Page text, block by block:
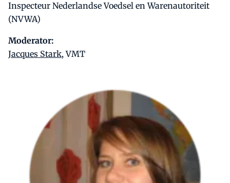
Inspecteur Nederlandse Voedsel en Warenautoriteit
(NVWA)
Moderator:
Jacques Stark, VMT